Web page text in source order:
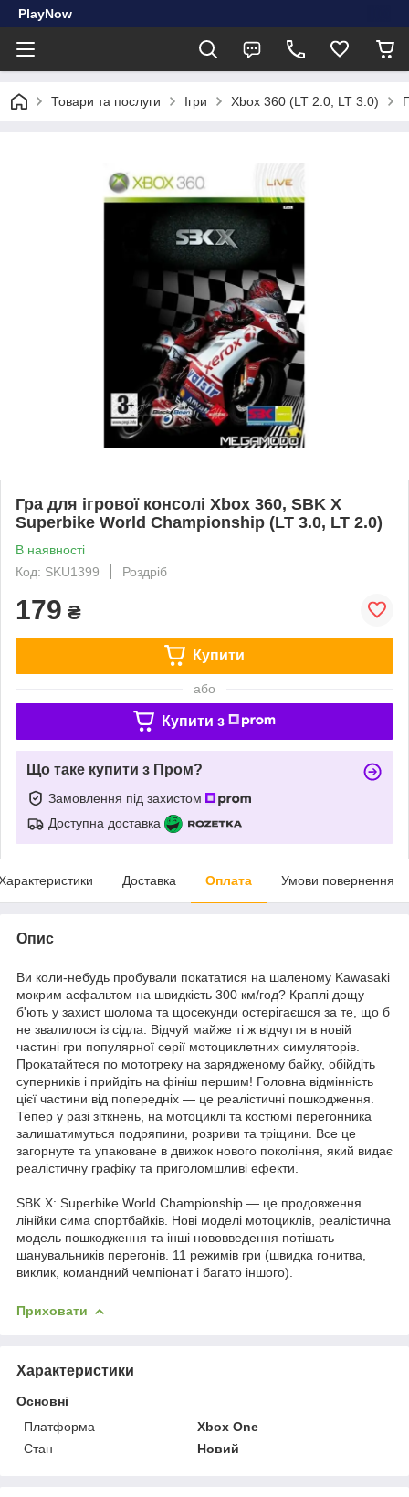
PlayNow
Товари та послуги Ігри Xbox 360 (LT 2.0, LT 3.0)
Гра для ігрової консолі Xbox 360, SBK X
Superbike World Championship (LT 3.0, LT 2.0)
В наявності
Код: SKU1399
Роздріб
179 ₴
Купити
або
Купити з
Що таке купити з Пром?
Замовлення під захистом
Доступна доставка
Доставка Оплата Умови повернення
Опис
Ви коли-небудь пробували покататися на шаленому Kawasaki
мокрим асфальтом на швидкість 300 км/год? Краплі дощу
б'ють у захист шолома та щосекунди остерігаєшся за те, що б
не звалилося із сідла. Відчуй майже ті ж відчуття в новій
частині гри популярної серії мотоциклетних симуляторів.
Прокатайтеся по мототреку на зарядженому байку, обійдіть
суперників і прийдіть на фініш першим! Головна відмінність
цієї частини від попередніх — це реалістичні пошкодження.
Тепер у разі зіткнень, на мотоциклі та костюмі перегонника
залишатимуться подряпини, розриви та тріщини. Все це
загорнуте та упаковане в движок нового покоління, який видає
реалістичну графіку та приголомшливі ефекти.
SBK X: Superbike World Championship — це продовження
лінійки сима спортбайків. Нові моделі мотоциклів, реалістична
модель пошкодження та інші нововведення потішать
шанувальників перегонів. 11 режимів гри (швидка гонитва,
виклик, командний чемпіонат і багато іншого).
Приховати
Характеристики
Основні
Платформа
Xbox One
Стан
Новий